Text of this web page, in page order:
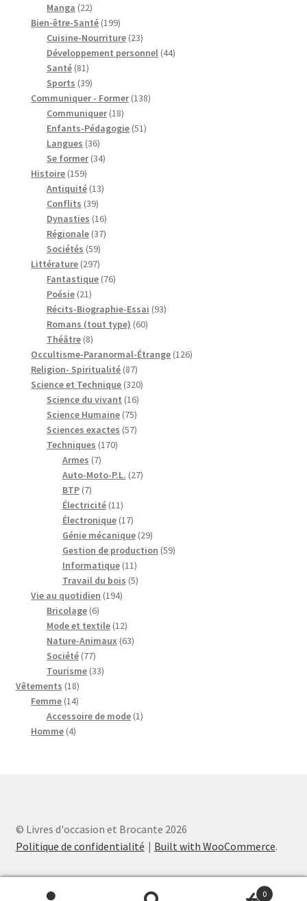
Manga 2222
produits
Bien-être-Santé 199199
produits
Cuisine-Nourriture 2323
produits
Développement personnel 4444
Santé 8181
produits
Sports 3939
produits
Communiquer - Former 138138
Communiquer 1818
produits
Enfants-Pédagogie 5151
Langues 3636
produits
Se former 3434
Histoire 159159
produits
Antiquité 1313
Conflits 3939
produits
Dynasties 1616
produits
Régionale 3737
Sociétés 5959
produits
Littérature 297297
produits
Fantastique 7676
Poésie 2121
produits
Récits-Biographie-Essai 9393
Romans (tout type) 6060
Théâtre 88
produits
Occultisme-Paranormal-Étrange 126126
Religion- Spiritualité 8787
produits
Science et Technique 320320
Science du vivant 1616
produits
Science Humaine 7575
produits
Sciences exactes 5757
Techniques 170170
Armes 77
produits
Auto-Moto-P.L. 2727
BTP 77
produits
Électricité 1111
produits
Électronique 1717
produits
Génie mécanique 2929
produits
Gestion de production 5959
Informatique 1111
produits
Travail du bois 55
Vie au quotidien 194194
Bricolage 66
produits
Mode et textile 1212
produits
Nature-Animaux 6363
Société 7777
produits
Tourisme 3333
Vêtements 1818
produits
Femme 1414
produits
Accessoire de mode 11
Homme 44
© Livres d'occasion et Brocante 2026
Politique de confidentialité
Built with WooCommerce.
0